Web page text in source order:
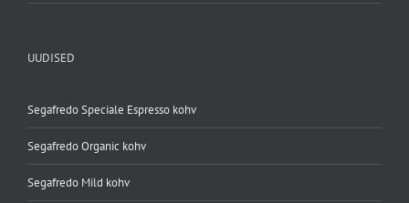
UUDISED
Segafredo Speciale Espresso kohv
Segafredo Organic kohv
Segafredo Mild kohv